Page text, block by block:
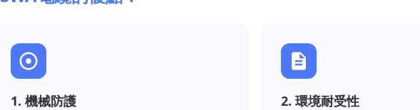
1. 機械防護 2. 環境耐受性